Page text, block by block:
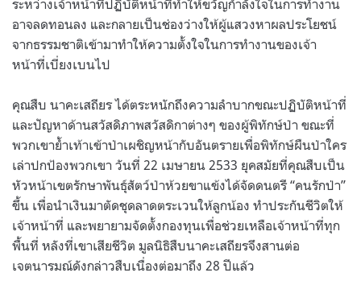
ระหว่างเจ้าหน้าที่ปฏิบัติหน้าที่ทำให้ขวัญกำลังใจในการทำงาน
อาจลดทอนลง และกลายเป็นช่องว่างให้ผู้แสวงหาผลประโยชน์
จากธรรมชาติเข้ามาทำให้ความตั้งใจในการทำงานของเจ้า
หน้าที่เบี่ยงเบนไป
คุณสืบ นาคะเสถียร ได้ตระหนักถึงความลำบากขณะปฏิบัติหน้าที่
และปัญหาด้านสวัสดิภาพสวัสดิกาต่างๆ ของผู้พิทักษ์ป่า ขณะที่
พวกเขาย้ำเท้าเข้าป่าเผชิญหน้ากับอันตรายเพื่อพิทักษ์ผืนป่าใคร
เล่าปกป้องพวกเขา วันที่ 22 เมษายน 2533 ยุคสมัยที่คุณสืบเป็น
หัวหน้าเขตรักษาพันธุ์สัตว์ป่าห้วยขาแข้งได้จัดดนตรี “คนรักป่า”
ขึ้น เพื่อนำเงินมาตัดชุดลาดตระเวนให้ลูกน้อง ทำประกันชีวิตให้
เจ้าหน้าที่ และพยายามจัดตั้งกองทุนเพื่อช่วยเหลือเจ้าหน้าที่ทุก
พื้นที่ หลังที่เขาเสียชีวิต มูลนิธิสืบนาคะเสถียรจึงสานต่อ
เจตนารมณ์ดังกล่าวสืบเนื่องต่อมาถึง 28 ปีแล้ว